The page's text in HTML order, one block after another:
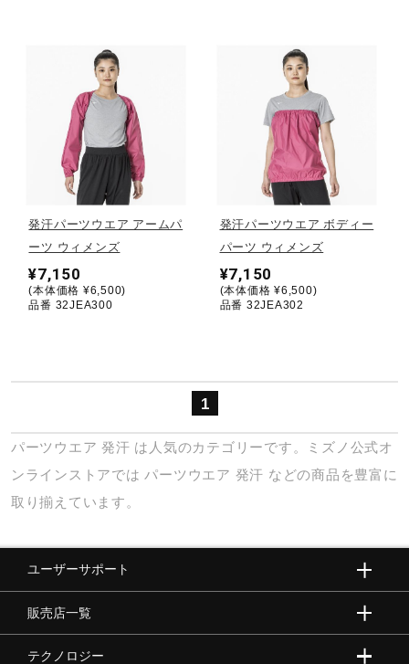
バレーボール
テニス／ソフトテニス
バドミントン
陸上競技
ソフトボール
柔道
ウィンタースポーツ
ワーキング
発汗パーツウエア アームパ
ーツ ウィメンズ
¥7,150
(本体価格 ¥6,500)
品番 32JEA300
発汗パーツウエア ボディー
パーツ ウィメンズ
¥7,150
(本体価格 ¥6,500)
品番 32JEA302
1
パーツウエア 発汗 は人気のカテゴリーです。ミズノ公式オ
ンラインストアでは パーツウエア 発汗 などの商品を豊富に
取り揃えています。
ユーザーサポート
販売店一覧
テクノロジー